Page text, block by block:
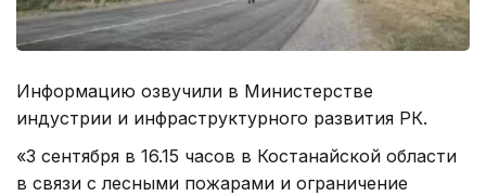
Информацию озвучили в Министерстве
индустрии и инфраструктурного развития РК.
«3 сентября в 16.15 часов в Костанайской области
в связи с лесными пожарами и ограничение